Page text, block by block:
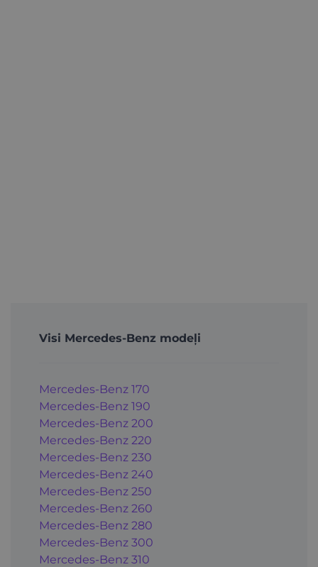
Visi Mercedes-Benz modeļi
Mercedes-Benz 170
Mercedes-Benz 190
Mercedes-Benz 200
Mercedes-Benz 220
Mercedes-Benz 230
Mercedes-Benz 240
Mercedes-Benz 250
Mercedes-Benz 260
Mercedes-Benz 280
Mercedes-Benz 300
Mercedes-Benz 310